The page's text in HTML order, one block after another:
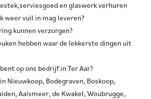
en glaswerk verhuren
weer vuil in mag leveren?
kunnen verzorgen?
hebben waar de lekkerste dingen uit
op ons bedrijf in Ter Aar?
Nieuwkoop, Bodegraven, Boskoop,
Aalsmeer, de Kwakel, Woubrugge,